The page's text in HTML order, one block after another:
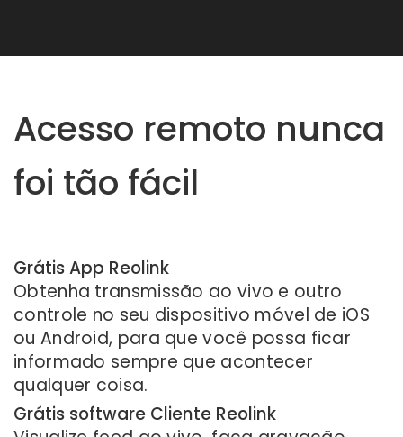
Acesso remoto nunca
foi tão fácil
Grátis App Reolink
Obtenha transmissão ao vivo e outro
controle no seu dispositivo móvel de iOS
ou Android, para que você possa ficar
informado sempre que acontecer
qualquer coisa.
Grátis software Cliente Reolink